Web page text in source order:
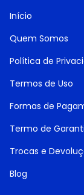
Início
Quem Somos
Política de
Termos de Uso
Formas de
Termo de
Trocas e
Blog